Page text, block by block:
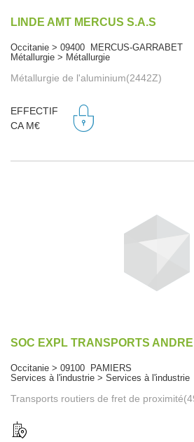
LINDE AMT MERCUS S.A.S
Occitanie > 09400 MERCUS-GARRABET
Métallurgie > Métallurgie
Métallurgie de l'aluminium(2442Z)
EFFECTIF
CA M€
SOC EXPL TRANSPORTS
Occitanie > 09100 PAMIERS
Services à l'industrie > Services à l'industrie
Transports routiers de fret de